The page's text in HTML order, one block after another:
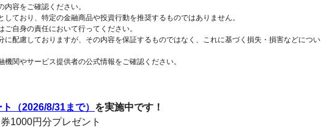
容をご確認ください。
ており、特定の金融商品や投資行動を推奨するものではありません。
自身の責任において行ってください。
に配慮しておりますが、その内容を保証するものではなく、これに基づく損失・損害などについ
関やサービス提供者の公式情報をご確認ください。
（2026/8/31まで） を実施中です！
1000円分プレゼント